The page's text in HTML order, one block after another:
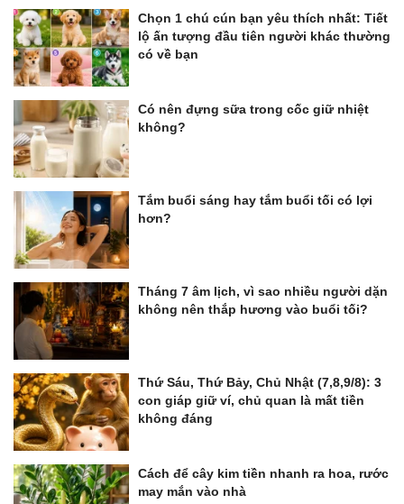
Chọn 1 chú cún bạn yêu thích nhất: Tiết
lộ ấn tượng đầu tiên người khác thường
có về bạn
Có nên đựng sữa trong cốc giữ nhiệt
không?
Tắm buổi sáng hay tắm buổi tối có lợi
hơn?
Tháng 7 âm lịch, vì sao nhiều người dặn
không nên thắp hương vào buổi tối?
Thứ Sáu, Thứ Bảy, Chủ Nhật (7,8,9/8): 3
con giáp giữ ví, chủ quan là mất tiền
không đáng
Cách để cây kim tiền nhanh ra hoa, rước
may mắn vào nhà